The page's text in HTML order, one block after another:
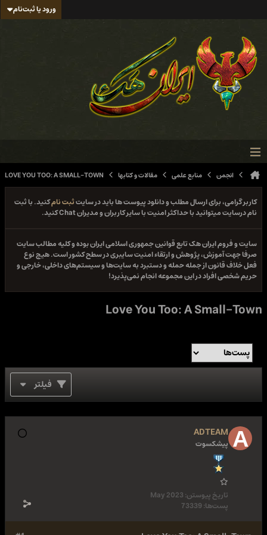
ورود یا ثبت‌نام
انجمن منابع علمی مقالات و کتابها LOVE YOU TOO: A SMALL-TOWN
کاربر گرامی، برای ارسال مطلب و دانلود پیوست ها باید در سایتثبت نامکنید. با ثبت
نام درسایت میتوانید با حداکثر امنیت با سایر کاربران و مدیران Chat کنید.
سایت و فروم ایران هک تابع قوانین جمهوری اسلامی ایران بوده و کلیه مطالب سایت
صرفا جهت آموزش، پژوهش و ارتقاء امنیت سایبری در سطح کشور است. هیچ نوع
فعل خلاف قانون از جمله حمله و دستبرد به سایت‌ها و سیستم‌های داخلی، خارجی و
حریم شخصی افراد در این مجموعه انجام نمی‌پذیرد!
Love You Too: A Small-Town
فیلتر
ADTEAM
پیشکسوت
تاریخ پیوستن:May 2023
پست‌ها:73339